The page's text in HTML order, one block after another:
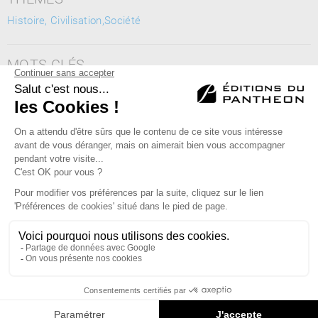
Histoire, Civilisation,Société
MOTS CLÉS
malaise identitaire, roman national, mondialisation, destin
commun
Éditions du Panthéon - 12, rue Antoine Bourdelle
75015 Paris
01 43 71 14 72
FAQ LIBRAIRIES MENTIONS LÉGALES